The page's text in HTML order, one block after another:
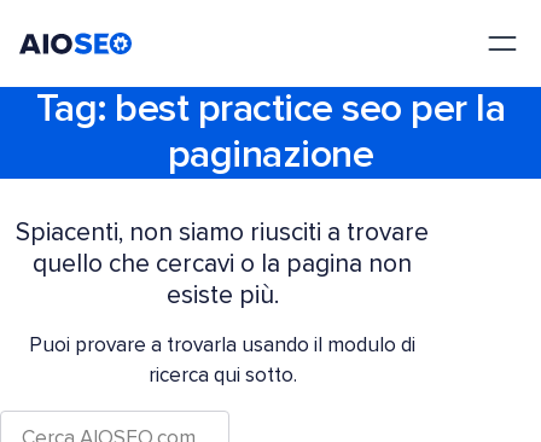
Tag: best practice seo per la
paginazione
Spiacenti, non siamo riusciti a trovare
quello che cercavi o la pagina non
esiste più.
Puoi provare a trovarla usando il modulo di
ricerca qui sotto.